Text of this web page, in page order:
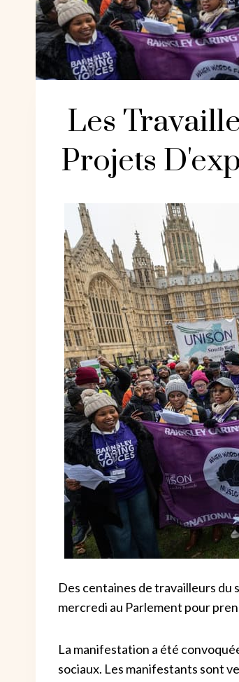
Les
Projets
Des centaines de travailleurs du
mercredi au Parlement pour
La manifestation a été
sociaux. Les manifestants sont